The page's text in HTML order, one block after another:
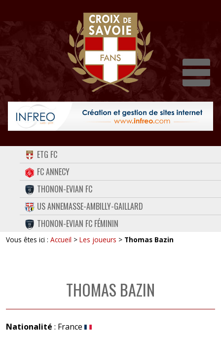
ACCUEIL
FORUM
CONTACT
FACEBOOK
TWITTER
ETG FC
FC ANNECY
THONON-EVIAN FC
US ANNEMASSE-AMBILLY-GAILLARD
THONON-EVIAN FC FÉMININ
Vous êtes ici : Accueil > Les joueurs > Thomas Bazin
THOMAS BAZIN
Nationalité : France